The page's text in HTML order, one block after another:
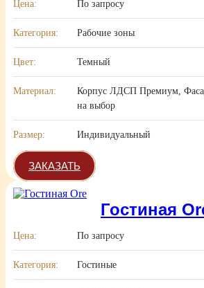
Цена: По запросу
Категория: Рабочие зоны
Цвет: Темный
Материал:
Корпус ЛДСП Премиум,
на выбор
Размер: Индивидуальный
ЗАКАЗАТЬ
Гостиная
Цена: По запросу
Категория: Гостиные